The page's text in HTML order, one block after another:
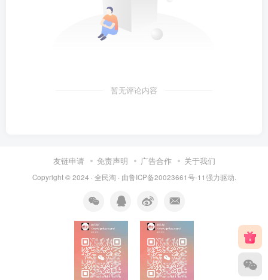
暂无评论内容
友链申请 免责声明 广告合作 关于我们
Copyright © 2024 · 全民淘 · 由鲁ICP备20023661号-11强力驱动.